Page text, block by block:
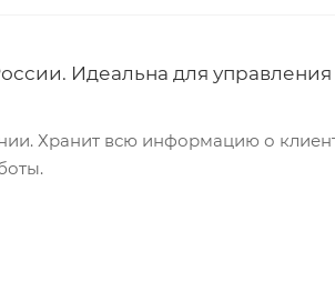
Идеальна для
Хранит всю информацию о